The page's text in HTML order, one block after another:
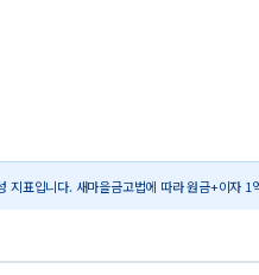
지표입니다. 새마을금고법에 따라 원금+이자 1